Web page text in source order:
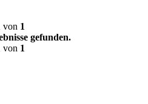
von 1
gefunden.
von 1